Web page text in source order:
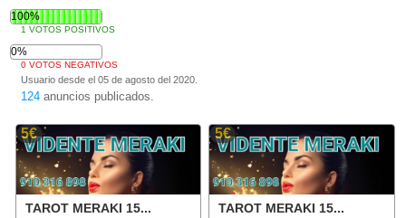
100%
1 VOTOS POSITIVOS
0%
0 VOTOS NEGATIVOS
Usuario desde el 05 de agosto del 2020.
124 anuncios publicados.
5€
TAROT MERAKI 15...
5€
TAROT MERAKI 15...